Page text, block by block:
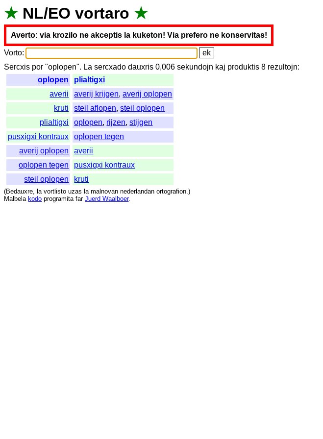
★ NL/EO vortaro ★
Averto: via krozilo ne akceptis la kuketon! Via prefero ne konservitas!
Vorto:
Sercxis por "oplopen". La sercxado dauxris 0,006sekundojn kaj produktis 8 rezultojn:
oplopen
plialtigxi
averii
averij krijgen,averij oplopen
kruti
steil aflopen,steil oplopen
plialtigxi
oplopen, rijzen,stijgen
pusxigxi kontraux
oplopen tegen
averij oplopen
averii
oplopen tegen
pusxigxi kontraux
steil oplopen
kruti
(Bedauxre ,la vortlisto uzas la malnovan nederlandan ortografion .)
Malbela kodo programita far Juerd Waalboer.